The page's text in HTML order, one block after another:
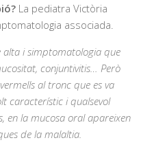
La pediatra Victòria
associada.
i simptomatologia que
conjuntivitis… Però
al tronc que es va
característic i qualsevol
en la mucosa oral apareixen
de la malaltia.